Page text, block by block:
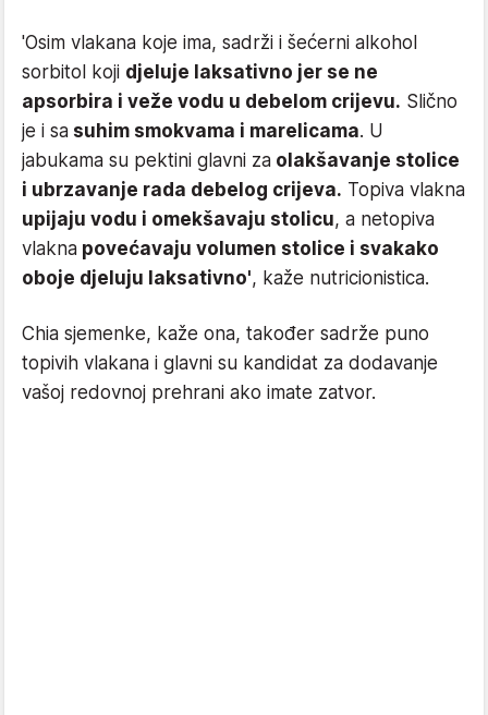
'Osim vlakana koje ima, sadrži i šećerni alkohol
sorbitol koji djeluje laksativno jer se ne
apsorbira i veže vodu u debelom crijevu. Slično
je i sa suhim smokvama i marelicama. U
jabukama su pektini glavni za olakšavanje stolice
i ubrzavanje rada debelog crijeva. Topiva vlakna
upijaju vodu i omekšavaju stolicu, a netopiva
vlakna povećavaju volumen stolice i svakako
oboje djeluju laksativno', kaže nutricionistica.
Chia sjemenke, kaže ona, također sadrže puno
topivih vlakana i glavni su kandidat za dodavanje
vašoj redovnoj prehrani ako imate zatvor.